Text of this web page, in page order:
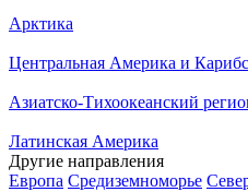
Арктика
Центральная Америка и
Азиатско-Тихоокеанский
Латинская Америка
Другие направления
Европа Средиземноморье